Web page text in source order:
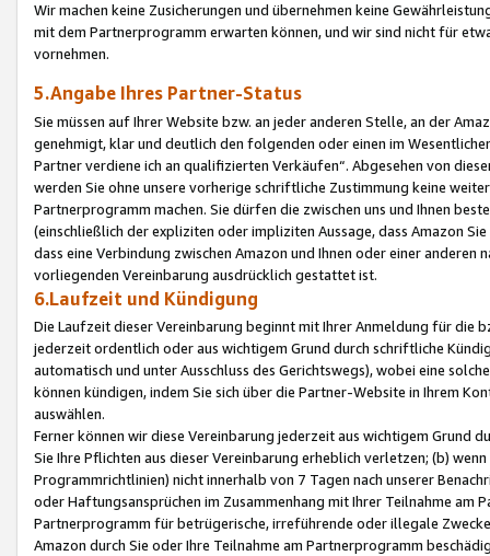
Wir machen keine Zusicherungen und übernehmen keine
mit dem Partnerprogramm erwarten können, und wir sind nicht für
vornehmen.
5.Angabe Ihres Partner-Status
Sie müssen auf Ihrer Website bzw. an jeder anderen Stelle, an der
genehmigt, klar und deutlich den folgenden oder einen im
Partner verdiene ich an qualifizierten Verkäufen“. Abgesehen von
werden Sie ohne unsere vorherige schriftliche Zustimmung keine
Partnerprogramm machen. Sie dürfen die zwischen uns und Ihnen
(einschließlich der expliziten oder impliziten Aussage, dass Amazon
dass eine Verbindung zwischen Amazon und Ihnen oder einer
vorliegenden Vereinbarung ausdrücklich gestattet ist.
6.Laufzeit und Kündigung
Die Laufzeit dieser Vereinbarung beginnt mit Ihrer Anmeldung für die
jederzeit ordentlich oder aus wichtigem Grund durch schriftliche
automatisch und unter Ausschluss des Gerichtswegs), wobei eine
können kündigen, indem Sie sich über die Partner-Website in Ihrem
auswählen.
Ferner können wir diese Vereinbarung jederzeit aus wichtigem Grund
Sie Ihre Pflichten aus dieser Vereinbarung erheblich verletzen; (b)
Programmrichtlinien) nicht innerhalb von 7 Tagen nach unserer
oder Haftungsansprüchen im Zusammenhang mit Ihrer Teilnahme am
Partnerprogramm für betrügerische, irreführende oder illegale
Amazon durch Sie oder Ihre Teilnahme am Partnerprogramm